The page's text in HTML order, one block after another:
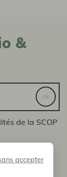
accepter
&
de la SCOP
ok